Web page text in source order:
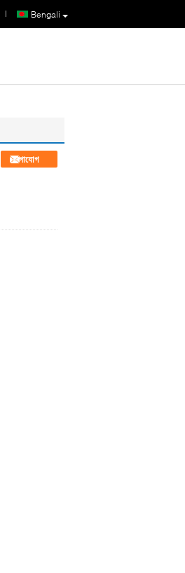
Bengali
|
যোগাযোগ